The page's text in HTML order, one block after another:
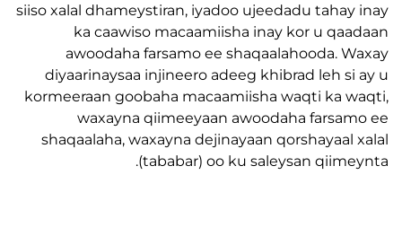
siiso xalal dhameystiran, iyadoo ujeedadu
ka caawiso macaamiisha inay kor u
awoodaha farsamo ee shaqaalahooda.
diyaarinaysaa injineero adeeg khibrad leh
kormeeraan goobaha macaamiisha waqti ka
waxayna qiimeeyaan awoodaha
shaqaalaha, waxayna dejinayaan
(tababar) oo ku saleysan